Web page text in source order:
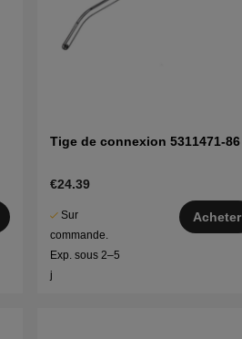
Tige de connexion 5311471-86
€24.39
Sur
commande.
Exp. sous 2–5
j
Acheter